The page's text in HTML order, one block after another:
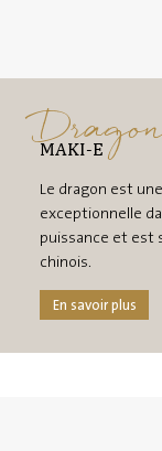
MAKI-E
Le dragon est
exceptionnelle
puissance et est
chinois.
En savoir plus